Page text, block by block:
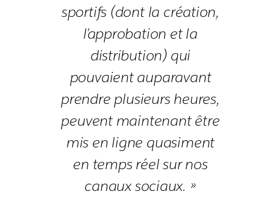
sportifs (dont la création,
l’approbation et la
distribution) qui
pouvaient auparavant
prendre plusieurs heures,
peuvent maintenant être
mis en ligne quasiment
en temps réel sur nos
canaux sociaux. »